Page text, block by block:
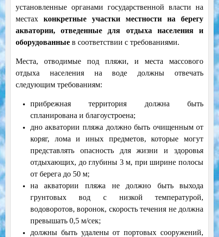
установленные органами государственной власти на
местах конкретные участки местности на берегу
акватории, отведенные для отдыха населения и
оборудованныев соответствии с требованиями.
Места, отводимые под пляжи, и места массового
отдыха населения на воде должны отвечать
следующим требованиям:
прибрежная территория должна быть
спланирована и благоустроена;
дно акватории пляжа должно быть очищенным от
коряг, лома и иных предметов, которые могут
представлять опасность для жизни и здоровья
отдыхающих, до глубины 3 м, при ширине полосы
от берега до 50 м;
на акватории пляжа не должно быть выхода
грунтовых вод с низкой температурой,
водоворотов, воронок, скорость течения не должна
превышать 0,5 м/сек;
должны быть удалены от портовых сооружений,